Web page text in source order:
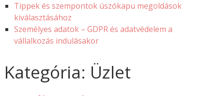
Tippek és szempontok úszókapu megoldások
kiválasztásához
Személyes adatok – GDPR és adatvédelem a
vállalkozás indulásakor
Kategória: Üzlet